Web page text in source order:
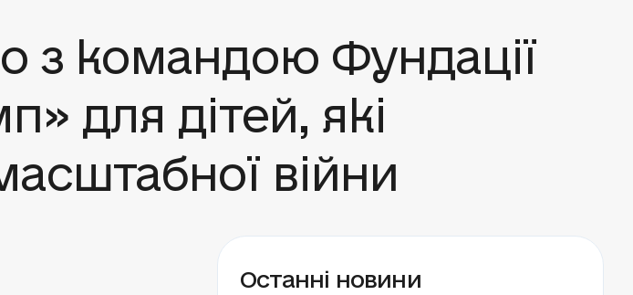
з командою Фундації
для дітей, які
війни
Останні новини